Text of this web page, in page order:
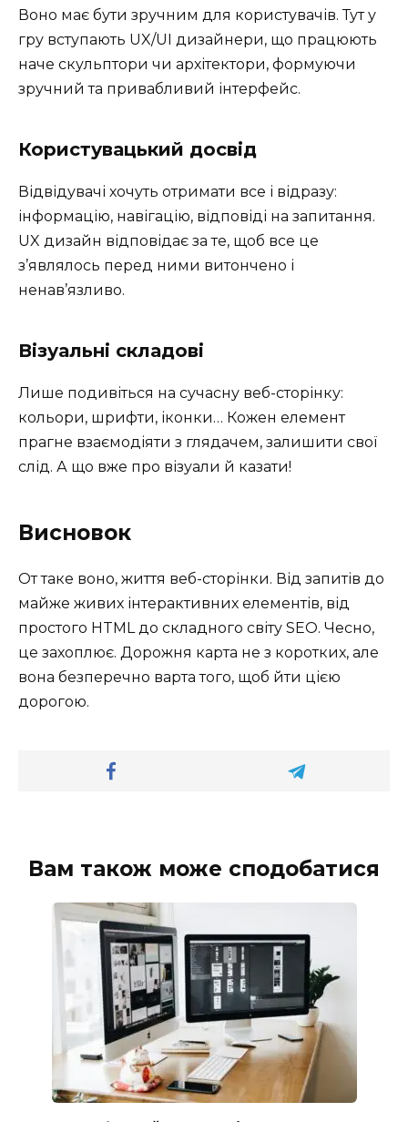
Воно має бути зручним для користувачів. Тут у
гру вступають UX/UI дизайнери, що працюють
наче скульптори чи архітектори, формуючи
зручний та привабливий інтерфейс.
Користувацький досвід
Відвідувачі хочуть отримати все і відразу:
інформацію, навігацію, відповіді на запитання.
UX дизайн відповідає за те, щоб все це
з’являлось перед ними витончено і
ненав’язливо.
Візуальні складові
Лише подивіться на сучасну веб-сторінку:
кольори, шрифти, іконки… Кожен елемент
прагне взаємодіяти з глядачем, залишити свої
слід. А що вже про візуали й казати!
Висновок
От таке воно, життя веб-сторінки. Від запитів до
майже живих інтерактивних елементів, від
простого HTML до складного світу SEO. Чесно,
це захоплює. Дорожня карта не з коротких, але
вона безперечно варта того, щоб йти цією
дорогою.
Вам також може сподобатися